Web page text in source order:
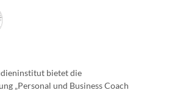
bietet die
„Personal und Business Coach